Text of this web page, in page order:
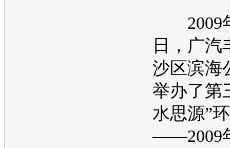
2009
日，广汽
沙区滨海
举办了第
水思源”
——2009